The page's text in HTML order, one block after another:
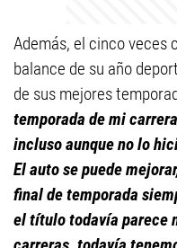
Además, el cinco veces
balance de su año
de sus mejores
temporada de mi
incluso aunque no lo
El auto se puede
final de temporada
el título todavía parece